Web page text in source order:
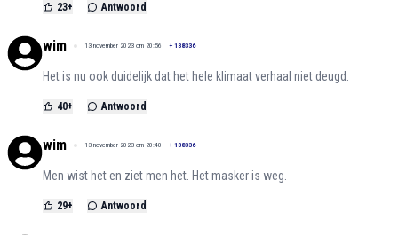
23+ Antwoord
wim 13 november 2023 om 20:56 + 138336
Het is nu ook duidelijk dat het hele klimaat verhaal niet deugd.
40+ Antwoord
wim 13 november 2023 om 20:40 + 138336
Men wist het en ziet men het. Het masker is weg.
29+ Antwoord